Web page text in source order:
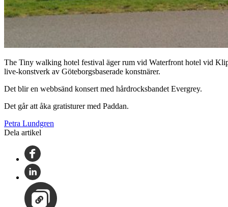
The Tiny walking hotel festival äger rum vid Waterfront hotel vid
live-konstverk av Göteborgsbaserade konstnärer.
Det blir en webbsänd konsert med hårdrocksbandet Evergrey.
Det går att åka gratisturer med Paddan.
Petra Lundgren
Dela artikel